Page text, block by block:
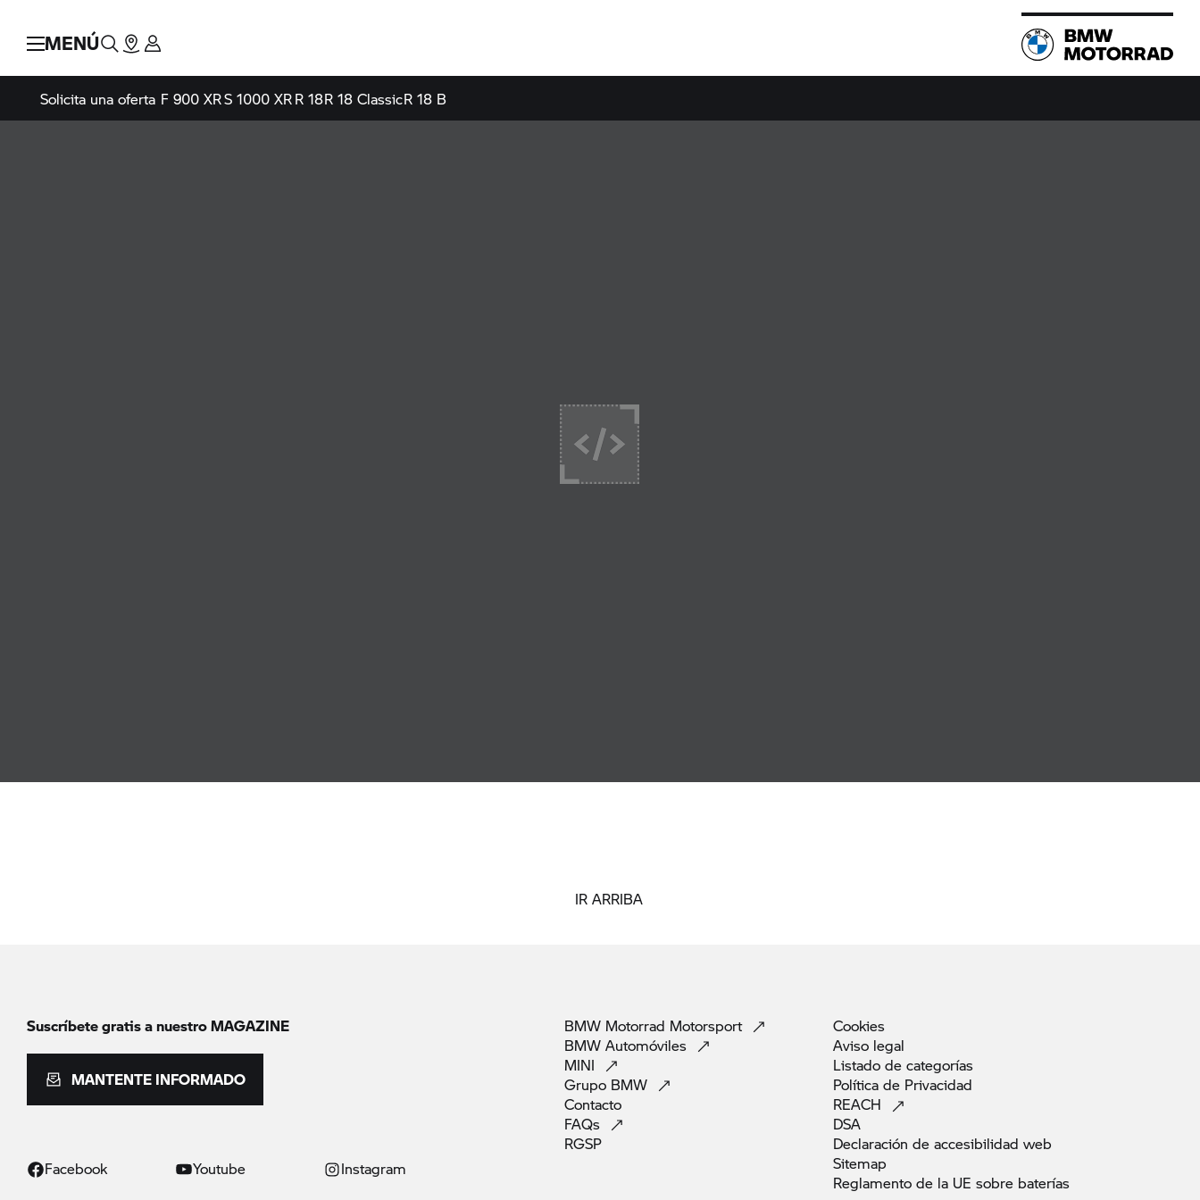
MENÚ
Solicita una oferta F 900 XRS 1000 XRR 18R 18 ClassicR 18 B
IR ARRIBA
Suscríbete gratis a nuestro MAGAZINE
MANTENTE INFORMADO
Facebook Youtube Instagram
BMW Motorrad Motorsport
BMW Automóviles
MINI
Grupo BMW
Contacto
FAQs
RGSP
Cookies
Aviso legal
Listado de categorías
Política de Privacidad
REACH
DSA
Declaración de accesibilidad web
Sitemap
Reglamento de la UE sobre baterías